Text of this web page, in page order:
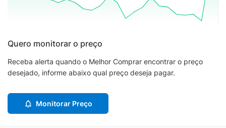
Quero monitorar o preço
Receba alerta quando o Melhor Comprar encontrar o preço
desejado, informe abaixo qual preço deseja pagar.
Monitorar Preço